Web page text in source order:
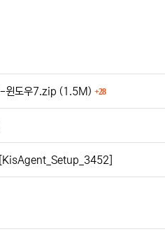
도우7.zip 파일크기
(1.5M) 28회 다운로드
[KisAgent_Setup_3452]